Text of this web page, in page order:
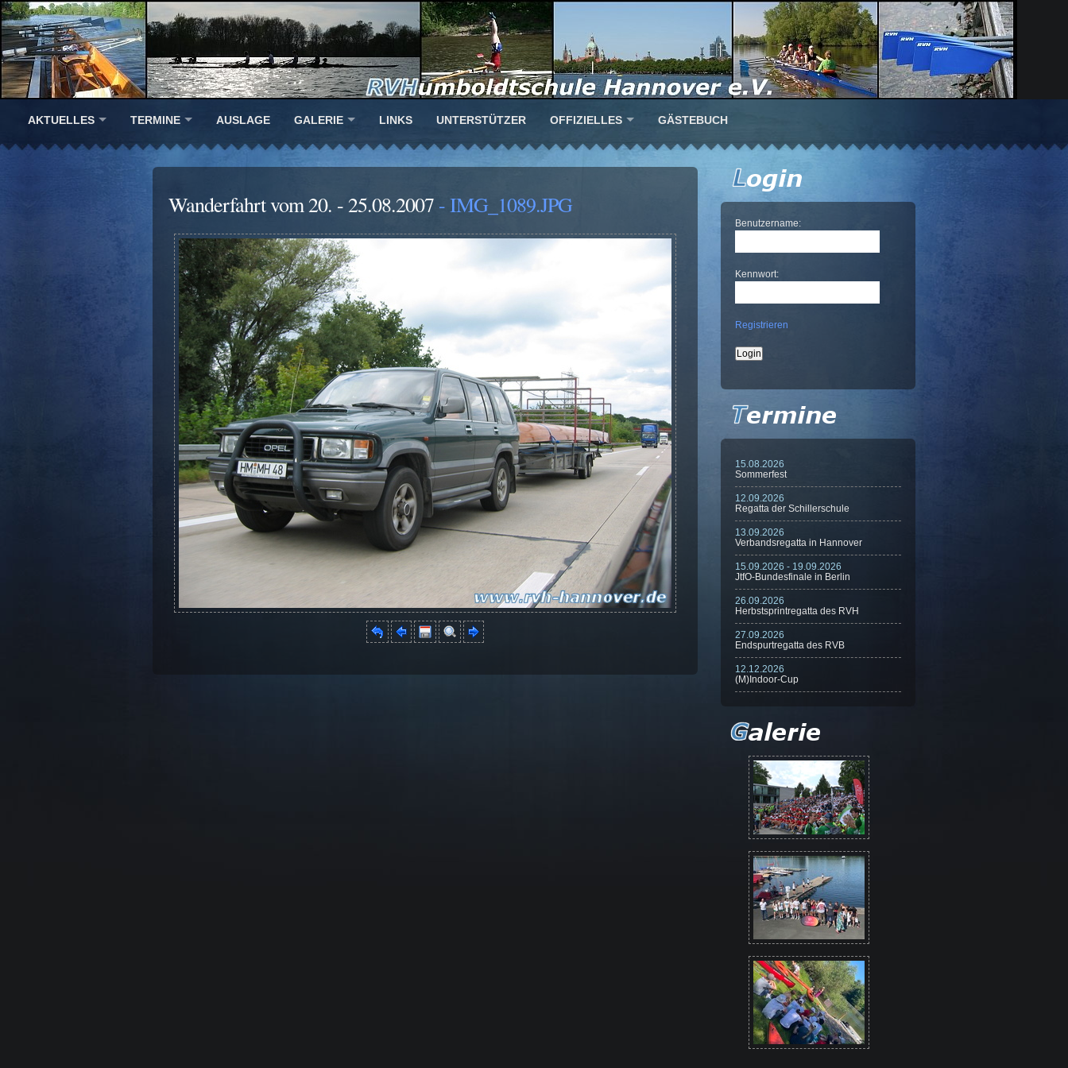
AKTUELLES TERMINE AUSLAGE GALERIE LINKS UNTERSTÜTZER OFFIZIELLES GÄSTEBUCH
Wanderfahrt vom 20. - 25.08.2007 - IMG_1089.JPG
Benutzername:
Kennwort:
Registrieren
15.08.2026
Sommerfest
12.09.2026
Regatta der Schillerschule
13.09.2026
Verbandsregatta in Hannover
15.09.2026 - 19.09.2026
JtfO-Bundesfinale in Berlin
26.09.2026
Herbstsprintregatta des RVH
27.09.2026
Endspurtregatta des RVB
12.12.2026
(M)Indoor-Cup